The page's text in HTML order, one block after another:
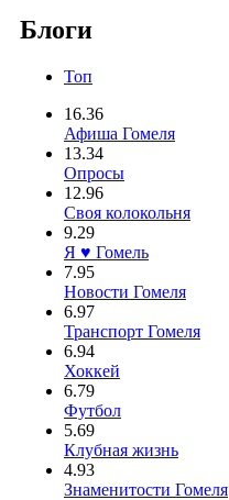
Блоги
Топ
16.36
Афиша Гомеля
13.34
Опросы
12.96
Своя колокольня
9.29
Я ♥ Гомель
7.95
Новости Гомеля
6.97
Транспорт Гомеля
6.94
Хоккей
6.79
Футбол
5.69
Клубная жизнь
4.93
Знаменитости Гомеля